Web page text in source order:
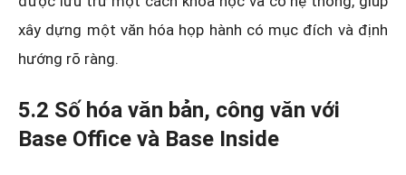
xây dựng một văn hóa họp hành có mục đích và định
hướng rõ ràng.
5.2 Số hóa văn bản, công văn với
Base Office và Base Inside